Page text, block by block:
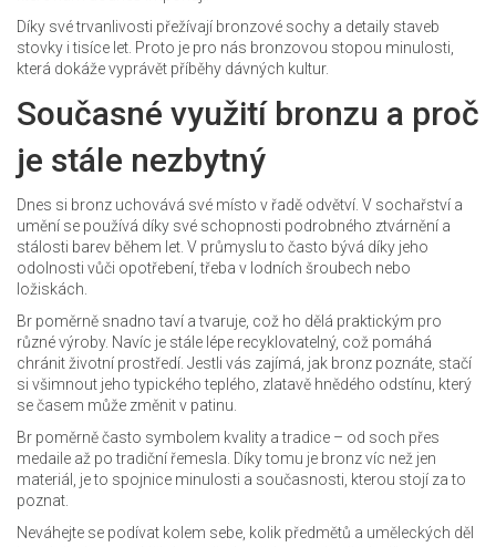
Díky své trvanlivosti přežívají bronzové sochy a detaily staveb
stovky i tisíce let. Proto je pro nás bronzovou stopou minulosti,
která dokáže vyprávět příběhy dávných kultur.
Současné využití bronzu a proč
je stále nezbytný
Dnes si bronz uchovává své místo v řadě odvětví. V sochařství a
umění se používá díky své schopnosti podrobného ztvárnění a
stálosti barev během let. V průmyslu to často bývá díky jeho
odolnosti vůči opotřebení, třeba v lodních šroubech nebo
ložiskách.
Br poměrně snadno taví a tvaruje, což ho dělá praktickým pro
různé výroby. Navíc je stále lépe recyklovatelný, což pomáhá
chránit životní prostředí. Jestli vás zajímá, jak bronz poznáte, stačí
si všimnout jeho typického teplého, zlatavě hnědého odstínu, který
se časem může změnit v patinu.
Br poměrně často symbolem kvality a tradice – od soch přes
medaile až po tradiční řemesla. Díky tomu je bronz víc než jen
materiál, je to spojnice minulosti a současnosti, kterou stojí za to
poznat.
Neváhejte se podívat kolem sebe, kolik předmětů a uměleckých děl